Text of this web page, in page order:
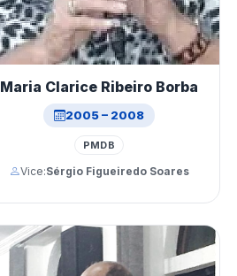
Maria Clarice Ribeiro Borba
2005 – 2008
PMDB
Vice:Sérgio Figueiredo Soares